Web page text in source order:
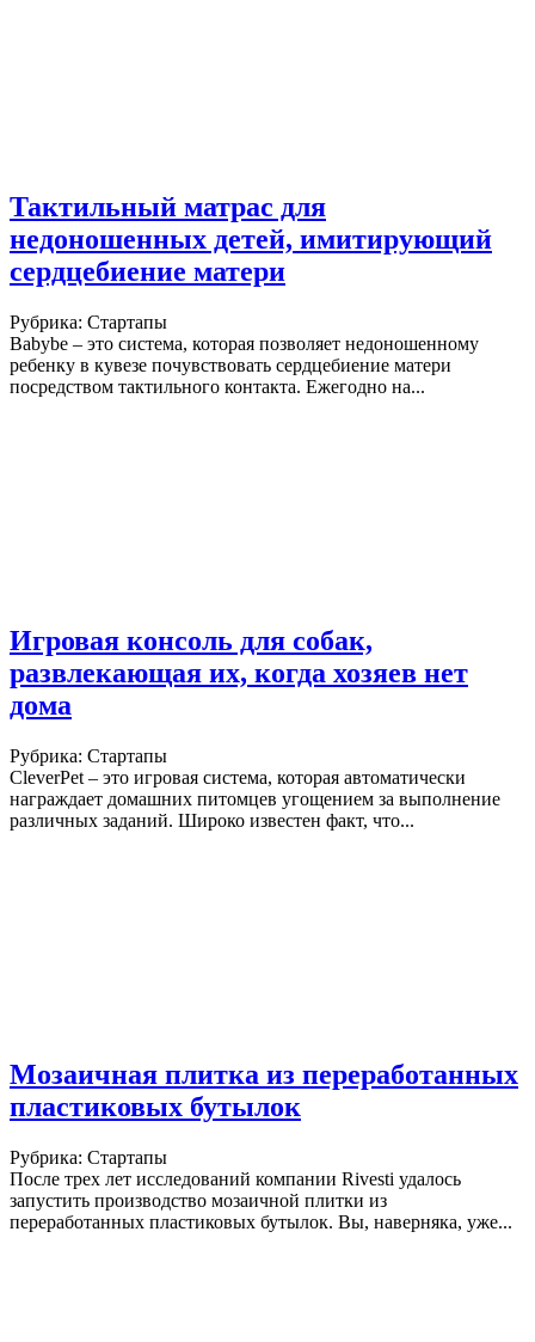
Тактильный матрас для
недоношенных детей, имитирующий
сердцебиение матери
Рубрика: Стартапы
Babybe – это система, которая позволяет недоношенному
ребенку в кувезе почувствовать сердцебиение матери
посредством тактильного контакта. Ежегодно на...
Игровая консоль для собак,
развлекающая их, когда хозяев нет
дома
Рубрика: Стартапы
CleverPet – это игровая система, которая автоматически
награждает домашних питомцев угощением за выполнение
различных заданий. Широко известен факт, что...
Мозаичная плитка из переработанных
пластиковых бутылок
Рубрика: Стартапы
После трех лет исследований компании Rivesti удалось
запустить производство мозаичной плитки из
переработанных пластиковых бутылок. Вы, наверняка, уже...